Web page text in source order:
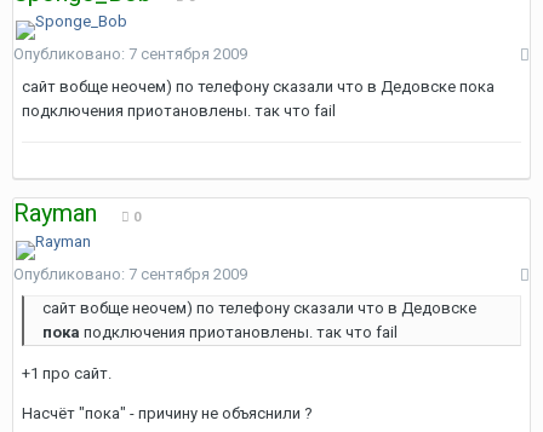
Опубликовано: 7 сентября 2009
сайт вобще неочем) по телефону сказали что в Дедовске пока
подключения приотановлены. так что fail
Rayman 0
Опубликовано: 7 сентября 2009
сайт вобще неочем) по телефону сказали что в Дедовске
пока подключения приотановлены. так что fail
+1 про сайт.
Насчёт "пока" - причину не объяснили ?